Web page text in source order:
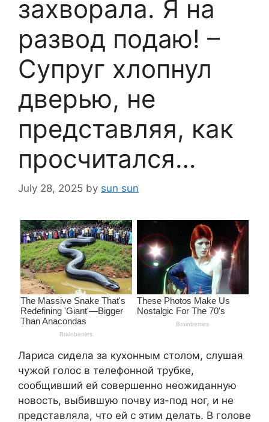
захворала. Я на
развод подаю! –
Супруг хлопнул
дверью, не
представляя, как
просчитался…
July 28, 2025 by sun sun
Лариса сидела за кухонным столом, слушая
чужой голос в телефонной трубке,
сообщивший ей совершенно неожиданную
новость, выбившую почву из-под ног, и не
представляла, что ей с этим делать. В голове